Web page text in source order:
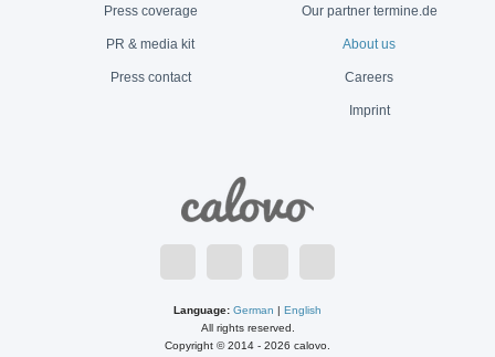
Press coverage
PR & media kit
Press contact
Our partner termine.de
About us
Careers
Imprint
Language: German | English
All rights reserved.
Copyright © 2014 - 2026 calovo.